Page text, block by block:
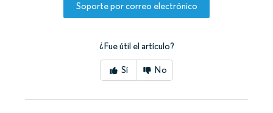
Soporte por correo electrónico
¿Fue útil el artículo?
Sí No